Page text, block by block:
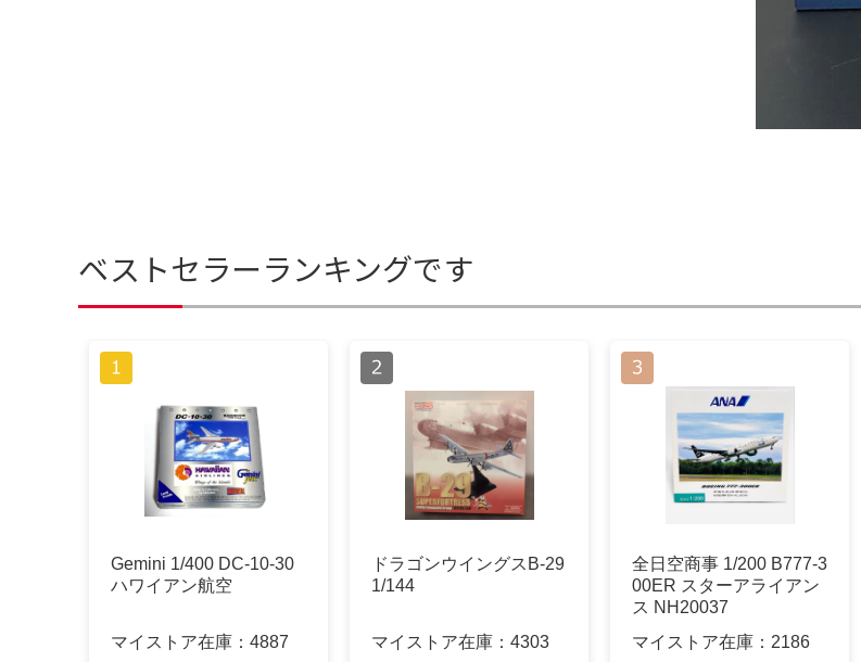
ベストセラーランキングです
Gemini 1/400 DC-10-30
ハワイアン航空
マイストア在庫： 4887
ドラゴンウイングスB-29
1/144
マイストア在庫： 4303
全日空商事 1/200 B777-3
00ER スターアライアン
ス NH20037
マイストア在庫： 2186